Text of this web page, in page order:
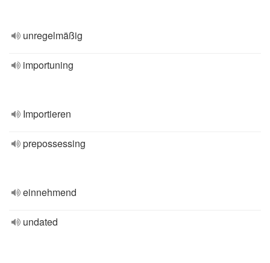
unregelmäßig
importuning
Importieren
prepossessing
einnehmend
undated